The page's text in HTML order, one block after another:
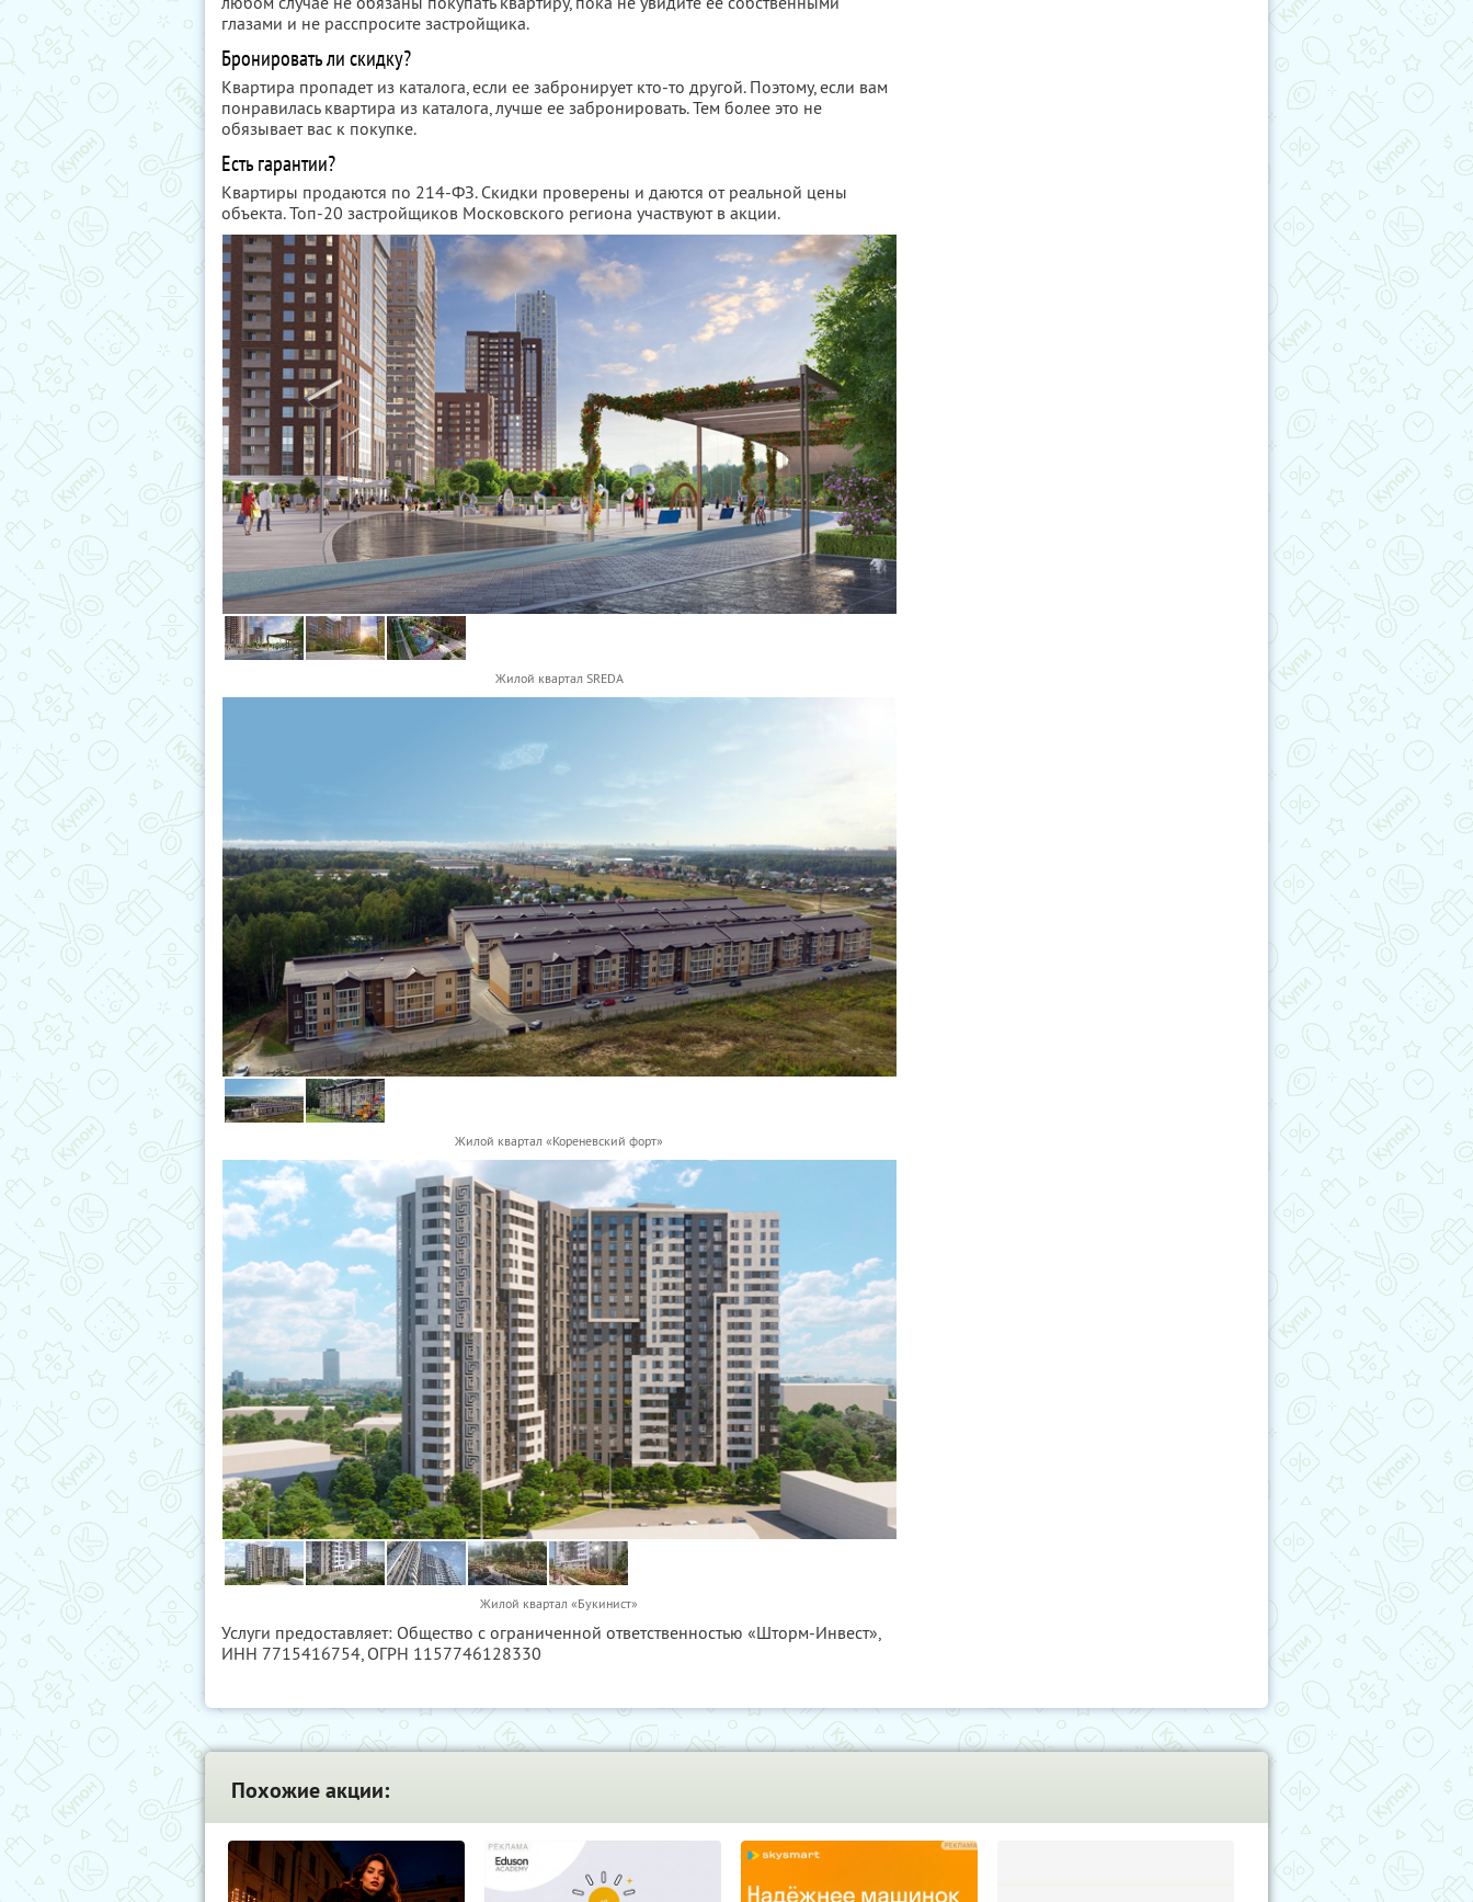
глазами и не расспросите застройщика.
Бронировать ли скидку?
Квартира пропадет из каталога, если ее забронирует кто-то другой. Поэтому, если вам
понравилась квартира из каталога, лучше ее забронировать. Тем более это не
обязывает вас к покупке.
Есть гарантии?
Квартиры продаются по 214-ФЗ. Скидки проверены и даются от реальной цены
объекта. Топ-20 застройщиков Московского региона участвуют в акции.
Жилой квартал SREDA
Жилой квартал «Кореневский форт»
Жилой квартал «Букинист»
Услуги предоставляет: Общество с ограниченной ответственностью «Шторм-Инвест»,
ИНН 7715416754 , ОГРН 1157746128330
Похожие акции: